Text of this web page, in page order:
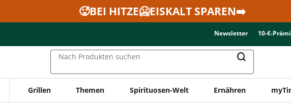
🥵BEI HITZE🥶EISKALT SPAREN➡️
Newsletter 10-€-
Nach Produkten suchen
Grillen Themen Spirituosen-Welt Ernähren